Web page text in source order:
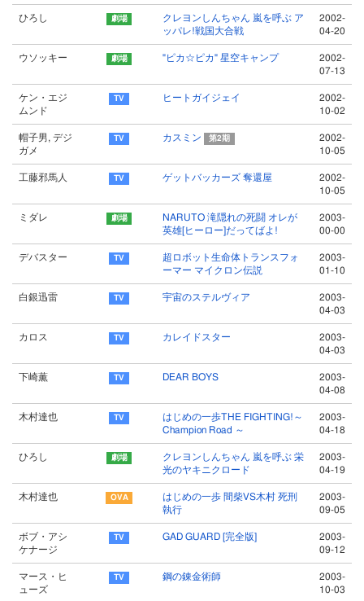
ひろし
クレヨンしんちゃん 嵐を呼ぶ ア
ッパレ!戦国大合戦
2002-
04-20
ウソッキー "ピカ☆ピカ" 星空キャンプ
2002-
07-13
ケン・エジ
ムンド
ヒートガイジェイ
2002-
10-02
帽子男, デジ
ガメ
カスミン 第2期
2002-
10-05
工藤邪馬人 ゲットバッカーズ 奪還屋
2002-
10-05
ミダレ
NARUTO 滝隠れの死闘 オレが
英雄[ヒーロー]だってばよ!
2003-
00-00
デバスター
超ロボット生命体トランスフォ
ーマー マイクロン伝説
2003-
01-10
白銀迅雷 宇宙のステルヴィア
2003-
04-03
カロス カレイドスター
2003-
04-03
下崎薫 DEAR BOYS
2003-
04-08
木村達也
はじめの一歩THE FIGHTING!～
Champion Road ～
2003-
04-18
ひろし
クレヨンしんちゃん 嵐を呼ぶ 栄
光のヤキニクロード
2003-
04-19
木村達也
はじめの一歩 間柴VS木村 死刑
執行
2003-
09-05
ボブ・アシ
ケナージ
GAD GUARD [完全版]
2003-
09-12
マース・ヒ
ューズ
鋼の錬金術師
2003-
10-03